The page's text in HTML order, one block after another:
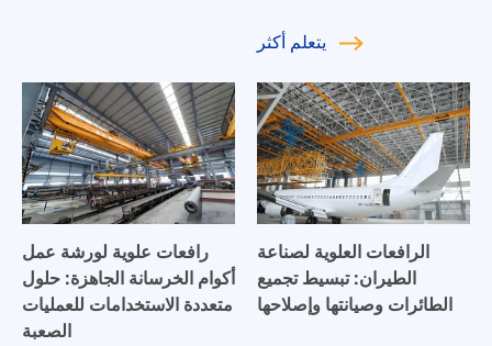
يتعلمأكثر
رافعات علوية لورشة عمل
أكوام الخرسانة الجاهزة: حلول
متعددة الاستخدامات للعمليات
الصعبة
الرافعات العلوية لصناعة
الطيران: تبسيط تجميع
الطائرات وصيانتها وإصلاحها